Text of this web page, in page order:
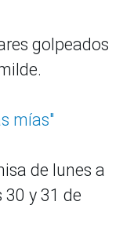
golpeados
mías"
de lunes a
y 31 de